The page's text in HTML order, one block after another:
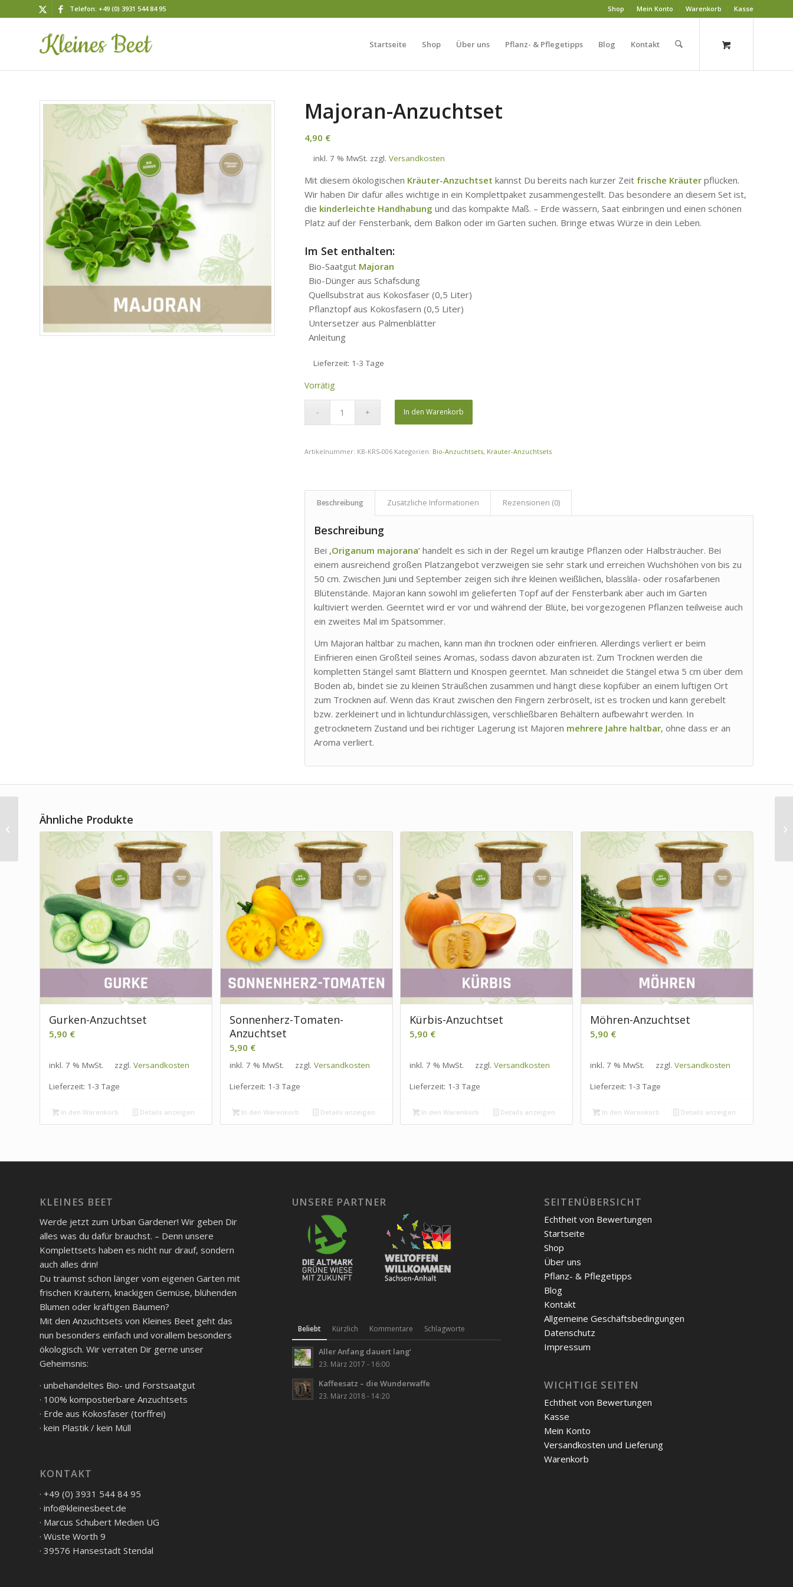
Shop Mein Konto Warenkorb Kasse
Telefon: +49 (0) 3931 544 84 95
Startseite Shop Über uns Pflanz- & Pflegetipps Blog Kontakt
Majoran-Anzuchtset
4,90 €
inkl. 7 % MwSt. zzgl.Versandkosten
Mit diesem ökologischen Kräuter-Anzuchtset kannst Du bereits nach kurzer Zeit frische Kräuter pflücken.
Wir haben Dir dafür alles wichtige in ein Komplettpaket zusammengestellt. Das besondere an diesem Set ist,
die kinderleichte Handhabung und das kompakte Maß. – Erde wässern, Saat einbringen und einen schönen
Platz auf der Fensterbank, dem Balkon oder im Garten suchen. Bringe etwas Würze in dein Leben.
Im Set enthalten:
Bio-Saatgut Majoran
Bio-Dünger aus Schafsdung
Quellsubstrat aus Kokosfaser (0,5 Liter)
Pflanztopf aus Kokosfasern (0,5 Liter)
Untersetzer aus Palmenblätter
Anleitung
Lieferzeit: 1-3 Tage
Vorrätig
In den Warenkorb
Artikelnummer: KB-KRS-006 Kategorien: Bio-Anzuchtsets, Kräuter-Anzuchtsets
Beschreibung Zusätzliche Informationen Rezensionen (0)
Beschreibung
Bei ‚Origanum majorana‘ handelt es sich in der Regel um krautige Pflanzen oder Halbsträucher. Bei
einem ausreichend großen Platzangebot verzweigen sie sehr stark und erreichen Wuchshöhen von bis zu
50 cm. Zwischen Juni und September zeigen sich ihre kleinen weißlichen, blasslila- oder rosafarbenen
Blütenstände. Majoran kann sowohl im gelieferten Topf auf der Fensterbank aber auch im Garten
kultiviert werden. Geerntet wird er vor und während der Blüte, bei vorgezogenen Pflanzen teilweise auch
ein zweites Mal im Spätsommer.
Um Majoran haltbar zu machen, kann man ihn trocknen oder einfrieren. Allerdings verliert er beim
Einfrieren einen Großteil seines Aromas, sodass davon abzuraten ist. Zum Trocknen werden die
kompletten Stängel samt Blättern und Knospen geerntet. Man schneidet die Stängel etwa 5 cm über dem
Boden ab, bindet sie zu kleinen Sträußchen zusammen und hängt diese kopfüber an einem luftigen Ort
zum Trocknen auf. Wenn das Kraut zwischen den Fingern zerbröselt, ist es trocken und kann gerebelt
bzw. zerkleinert und in lichtundurchlässigen, verschließbaren Behältern aufbewahrt werden. In
getrocknetem Zustand und bei richtiger Lagerung ist Majoren mehrere Jahre haltbar, ohne dass er an
Aroma verliert.
Ähnliche Produkte
Gurken-Anzuchtset
5,90 €
inkl. 7 % MwSt. zzgl. Versandkosten
Lieferzeit: 1-3 Tage
In den Warenkorb Details anzeigen
Sonnenherz-Tomaten-
Anzuchtset
5,90 €
inkl. 7 % MwSt. zzgl. Versandkosten
Lieferzeit: 1-3 Tage
In den Warenkorb Details anzeigen
Kürbis-Anzuchtset
5,90 €
inkl. 7 % MwSt. zzgl.Versandkosten
Lieferzeit: 1-3 Tage
In den Warenkorb Details anzeigen
Möhren-Anzuchtset
5,90 €
inkl. 7 % MwSt. zzgl. Versandkosten
Lieferzeit: 1-3 Tage
In den Warenkorb Details anzeigen
KLEINES BEET
Werde jetzt zum Urban Gardener! Wir geben Dir
alles was du dafür brauchst. – Denn unsere
Komplettsets haben es nicht nur drauf, sondern
auch alles drin!
Du träumst schon länger vom eigenen Garten mit
frischen Kräutern, knackigen Gemüse, blühenden
Blumen oder kräftigen Bäumen?
Mit den Anzuchtsets von Kleines Beet geht das
nun besonders einfach und vorallem besonders
ökologisch. Wir verraten Dir gerne unser
Geheimsnis:
· unbehandeltes Bio- und Forstsaatgut
· 100% kompostierbare Anzuchtsets
· Erde aus Kokosfaser (torffrei)
· kein Plastik / kein Müll
KONTAKT
· +49 (0) 3931 544 84 95
· info@kleinesbeet.de
· Marcus Schubert Medien UG
· Wüste Worth 9
· 39576 Hansestadt Stendal
UNSERE PARTNER
Beliebt Kürzlich Kommentare Schlagworte
Aller Anfang dauert lang‘
23. März 2017 - 16:00
Kaffeesatz – die Wunderwaffe
23. März 2018 - 14:20
SEITENÜBERSICHT
Echtheit von Bewertungen
Startseite
Shop
Über uns
Pflanz- & Pflegetipps
Blog
Kontakt
Allgemeine Geschäftsbedingungen
Datenschutz
Impressum
WICHTIGE SEITEN
Echtheit von Bewertungen
Kasse
Mein Konto
Versandkosten und Lieferung
Warenkorb